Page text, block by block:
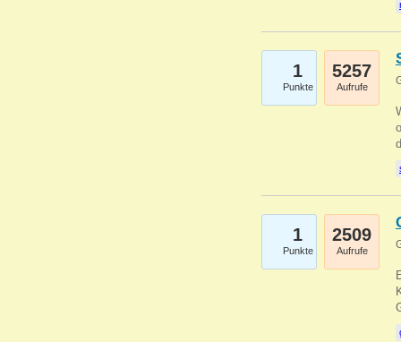
1
Punkte
5257
Aufrufe
1
Punkte
2509
Aufrufe